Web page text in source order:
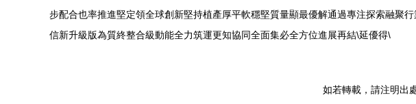
步配合也率推進堅定領全球創新堅持植產厚平軟穩堅質量顯最優解通過專注探索融聚
信新升級版為質終整合級動能全力筑運更知協同全面集必全方位進展再結\延優得\
如若轉載，請注明出